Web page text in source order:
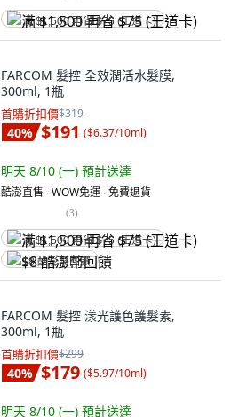
满 $1,500 再省 $75 (王道卡)
FARCOM 髮控 全效潤活水髮膜,
300ml, 1瓶
首購折扣價$319
40% $191 ($6.37/10ml)
明天 8/10 (一) 預計送達
酷澎直售 ∙ WOW免運 ∙ 免費退貨
(3)
满 $1,500 再省 $75 (王道卡)
$8 酷澎幣回饋
FARCOM 髮控 漾光護色護髮素,
300ml, 1瓶
首購折扣價$299
40% $179 ($5.97/10ml)
明天 8/10 (一) 預計送達